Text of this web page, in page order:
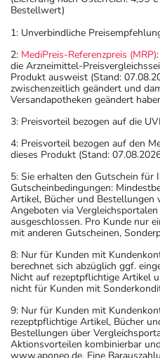
Bestellwert)
1: Unverbindliche
2: MediPreis-Referenzpreis (MRP)
die Arzneimittel-
Produkt ausweist (Stand:
zwischenzeitlich geändert und
Versandapotheken geändert
3: Preisvorteil bezogen auf die
4: Preisvorteil bezogen auf den
dieses Produkt (Stand:
5: Sie erhalten den Gutschein
Gutscheinbedingungen:
Artikel, Bücher und Bestellungen
Angeboten via
ausgeschlossen. Pro Kunde nur
mit anderen Gutscheinen,
8: Nur für Kunden mit
berechnet sich abzüglich ggf.
Nicht auf rezeptpflichtige Artikel
nicht für Kunden mit
9: Nur für Kunden mit
rezeptpflichtige Artikel, Bücher
Bestellungen über
Aktionsvorteilen kombinierbar